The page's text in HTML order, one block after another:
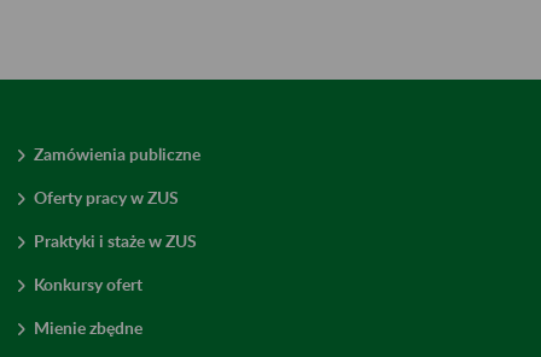
Zamówienia publiczne
Oferty pracy w ZUS
Praktyki i staże w ZUS
Konkursy ofert
Mienie zbędne